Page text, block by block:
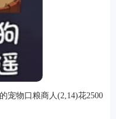
宠物口粮商人(2,14)花2500